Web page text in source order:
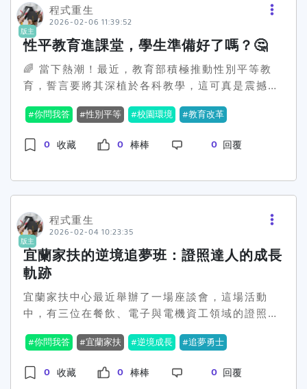
素？教育現場得在一片拍手叫好中，尋找新方向。
最後想拋磚引玉，各位認為性別平等教育真的能解
決根本問題，還是僅僅表面功夫呢？留言區開放放
就是在做「發表小確幸」，而非實際貢獻。😅教育
部長鄭英耀也表態，認為科研成果本應服務於社
會，而不是被數字綁架。他指出，當前的科研努力
應該考慮如何真正為社會產業、人才發展帶來利
益，而不只是追求用多少篇數來證明自己的優秀。
這種量化指標的綁架，已然使「科研能量」有些變
味。有些人聞之表示深有共鳴，認為學術問題本來
就應該具體化與多元化。例如，國立科技大學校院
協會理事長顏家鈺指出，論文應該考慮實際應用，
像如何將成果轉化為商業產品等。這樣的論調，也
的核心，而如果全然放棄這樣的量尺，可能造成學
術評價的混亂。這樣的說法，似乎也受到一部分保
守派學者的支持。國科會的強調與教育部的呼應，
不禁令人生疑：究竟是瞬間的政策擁護還是長久的
之路？各位怎麼看，應該要重視論文的「質」還是
依舊堅持「量」呢？📊📈
版主
程式重生
2026-02-06 11:39:52
性平教育進課堂，學生準備好了嗎？🤔
🌈 當下熱潮！最近，教育部積極推動性別平等教
育，誓言要將其深植於各科教學，這可真是震撼彈
熱烈展開，重点是他們培訓了一票學科的種子教
師，希望能夠在語文、數學、社會、健康和科技等
各個領域滲透性別平等的價值觀。🔥 這個政策可不
教案示例，讓每位學生都能在學習中感受到性別的
背後的爭議卻是相當現實。究竟性平教育的推行會
如何影響傳統教學模式，以及學生和老師們是否真
的準備好面對這樣的轉變呢？🌟 社群上的反應可說
是兩極化。不少支持者認為這是一個極好的機會，
讓學校教育能夠跟上社會的進步潮流，營造更為友
善的校園環境。然而，也有持保留態度的人表示擔
憂，這樣的推動著實挑戰了現有的教育框架，特別
是如何在各科目中用實際、具體的教學方式呈現性
別平等的內涵。🤷‍♂️ 而困惑的老師們這時候就要肩
負起相當大的責任，不只要確保自己具備相關知
識，還得負責引導學生從課程中學習到正確的性別
你問我答 性別平等 校園環境 教育改革
0 收藏 0 棒棒 0 回覆
版主
程式重生
2026-02-04 10:23:35
宜蘭家扶的逆境追夢班：證照達人的成長
軌跡
宜蘭家扶中心最近舉辦了一場座談會，這場活動
中，有三位在餐飲、電子與電機資工領域的證照達
想，究竟這些孩子在經濟壓力下，是怎麼一步步克
服困難的呢？這場令人動容的座談會讓人看到，當
經濟的枷鎖成為阻礙教育的鴻溝時，家扶的獎學金
你問我答 宜蘭家扶 逆境成長 追夢勇士
0 收藏 0 棒棒 0 回覆